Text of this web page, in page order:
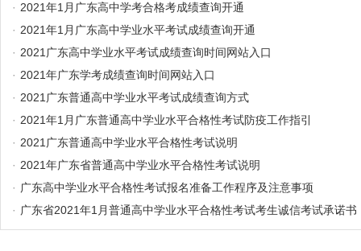
· 2021年1月广东高中学考合格考成绩查询开通
· 2021年1月广东高中学业水平考试成绩查询开通
· 2021广东高中学业水平考试成绩查询时间网站入口
· 2021年广东学考成绩查询时间网站入口
· 2021广东普通高中学业水平考试成绩查询方式
· 2021年1月广东普通高中学业水平合格性考试防疫工作指引
· 2021广东普通高中学业水平合格性考试说明
· 2021年广东省普通高中学业水平合格性考试说明
· 广东高中学业水平合格性考试报名准备工作程序及注意事项
· 广东省2021年1月普通高中学业水平合格性考试考生诚信考试承诺书